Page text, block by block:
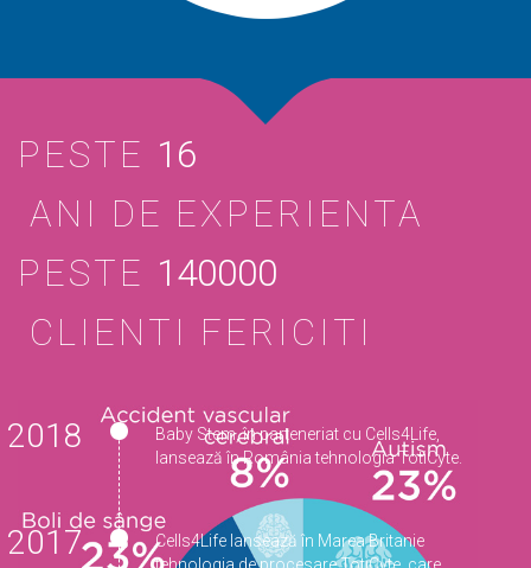
PESTE 16
ANI DE EXPERIENTA
PESTE 140000
CLIENTI FERICITI
2018
Baby Stem, în parteneriat cu Cells4Life,
lansează în România tehnologia TotiCyte.
2017
Cells4Life lansează în Marea Britanie